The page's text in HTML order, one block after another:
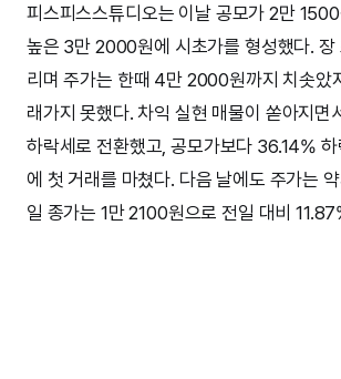
피스피스스튜디오는 이날 공모가 2만
높은 3만 2000원에 시초가를 형성했다. 장
리며 주가는 한때 4만 2000원까지 치솟았
래가지 못했다. 차익 실현 매물이 쏟아지면
하락세로 전환했고, 공모가보다 36.14%
에 첫 거래를 마쳤다. 다음 날에도 주가는
일 종가는 1만 2100원으로 전일 대비